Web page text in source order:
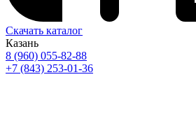
Скачать каталог
Казань
8 (960) 055-82-88
+7 (843) 253-01-36